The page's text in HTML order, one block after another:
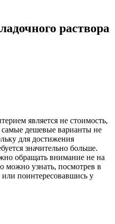
раствора
является не стоимость,
дешевые варианты не
для достижения
значительно больше.
обращать внимание не на
можно узнать, посмотрев в
или поинтересовавшись у